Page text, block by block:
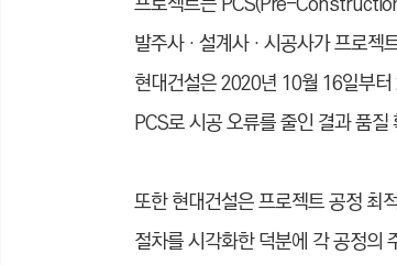
발주사‧설계사‧시공사가 프로젝
현대건설은 2020년 10월 16일부
PCS로 시공 오류를 줄인 결과 품
또한 현대건설은 프로젝트 공정 최
절차를 시각화한 덕분에 각 공정의